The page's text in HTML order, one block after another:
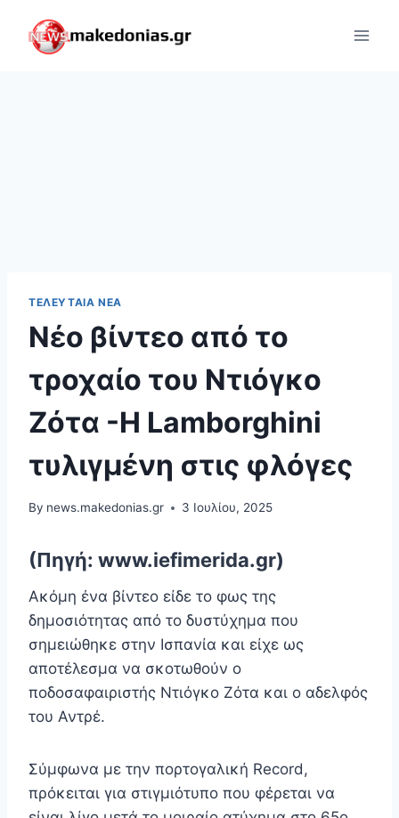
content
ΤΕΛΕΥΤΑΊΑ ΝΈΑ
Νέο βίντεο από το
τροχαίο του Ντιόγκο
Ζότα -Η Lamborghini
τυλιγμένη στις φλόγες
By news.makedonias.gr 3 Ιουλίου, 2025
(Πηγή: www.iefimerida.gr)
Ακόμη ένα βίντεο είδε το φως της
δημοσιότητας από το δυστύχημα που
σημειώθηκε στην Ισπανία και είχε ως
αποτέλεσμα να σκοτωθούν ο
ποδοσαφαιριστής Ντιόγκο Ζότα και ο αδελφός
του Αντρέ.
Σύμφωνα με την πορτογαλική Record,
πρόκειται για στιγμιότυπο που φέρεται να